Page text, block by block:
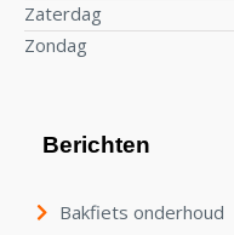
Zaterdag
Zondag
Berichten
Bakfiets onderhoud